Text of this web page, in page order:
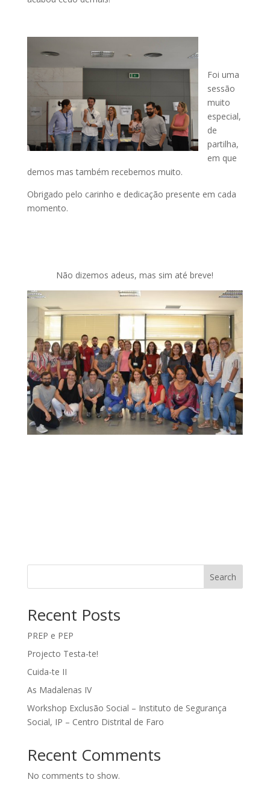
Foi uma
sessão
muito
especial,
de
partilha,
em que
demos mas também recebemos muito.
Obrigado pelo carinho e dedicação presente em cada
momento.
Não dizemos adeus, mas sim até breve!
Search
Recent Posts
PREP e PEP
Projecto Testa-te!
Cuida-te II
As Madalenas IV
Workshop Exclusão Social – Instituto de Segurança
Social, IP – Centro Distrital de Faro
Recent Comments
No comments to show.